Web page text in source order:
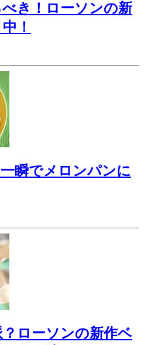
き！ローソンの新
！
瞬でメロンパンに
ローソンの新作ベ